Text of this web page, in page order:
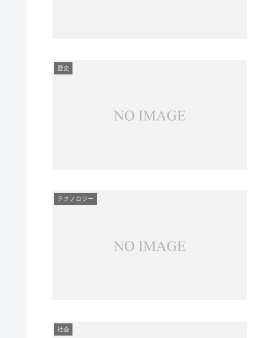
歴史
テクノロジー
社会